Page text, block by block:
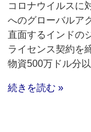
コロナウイルスに
へのグローバルア
直面するインドの
ライセンス契約を
物資500万ドル分
続きを読む »